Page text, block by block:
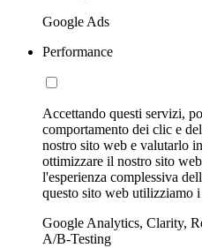
Google Ads
Performance
Accettando questi servizi,
comportamento dei clic e
nostro sito web e valutarlo
ottimizzare il nostro sito
l'esperienza complessiva
questo sito web utilizziamo
Google Analytics, Clarity,
A/B-Testing